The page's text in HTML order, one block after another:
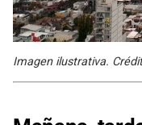
Imagen ilustrativa.